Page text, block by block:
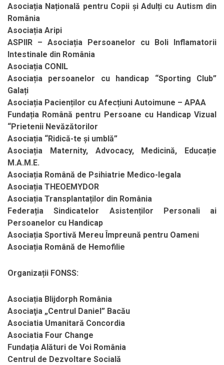
Asociația Națională pentru Copii și Adulți cu Autism din
România
Asociația Aripi
ASPIIR – Asociația Persoanelor cu Boli Inflamatorii
Intestinale din România
Asociația CONIL
Asociația persoanelor cu handicap “Sporting Club”
Galați
Asociația Pacienților cu Afecțiuni Autoimune – APAA
Fundația Română pentru Persoane cu Handicap Vizual
“Prietenii Nevăzătorilor
Asociația “Ridică-te și umblă”
Asociația Maternity, Advocacy, Medicină, Educație
M.A.M.E.
Asociația Română de Psihiatrie Medico-legala
Asociația THEOEMYDOR
Asociația Transplantaților din România
Federația Sindicatelor Asistenților Personali ai
Persoanelor cu Handicap
Asociația Sportivă Mereu Împreună pentru Oameni
Asociația Română de Hemofilie
Organizații FONSS:
Asociația Blijdorph România
Asociaţia „Centrul Daniel” Bacău
Asociatia Umanitară Concordia
Asociatia Four Change
Fundația Alături de Voi România
Centrul de Dezvoltare Socială